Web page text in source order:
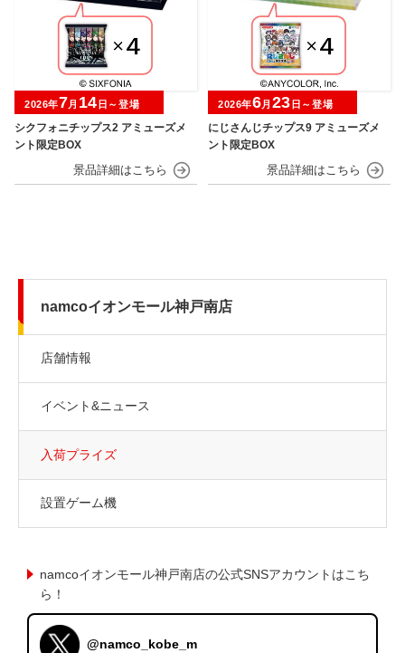
シクフォニチップス2 アミューズメ
ント限定BOX
2026年7月 14 日～登場
にじさんじチップス9 アミューズメ
ント限定BOX
2026年6月 23 日～登場
namcoイオンモール神戸南店
店舗情報
イベント&ニュース
入荷プライズ
設置ゲーム機
namcoイオンモール神戸南店の公式SNSアカウントはこち
ら！
@namco_kobe_m